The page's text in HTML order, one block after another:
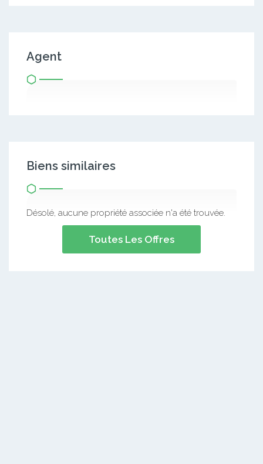
Agent
Biens similaires
Désolé, aucune propriété associée n'a été trouvée.
Toutes Les Offres